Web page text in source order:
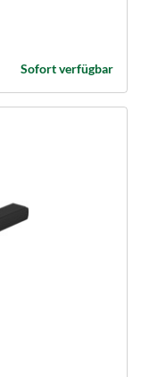
Sofort verfügbar